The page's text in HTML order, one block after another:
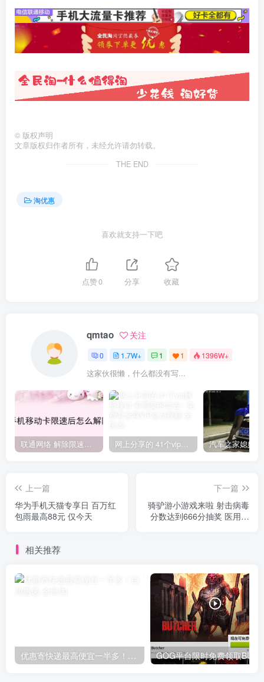
© 版权声明
文章版权归作者所有，未经允许请勿转载。
THE END
淘优惠
喜欢就支持一下吧
点赞0 分享 收藏
qmtao 关注
0 1.7W+ 1 1 1396W+
这家伙很懒，什么都没有写...
联通网络 解除限速方法参考！畅享、畅玩、老白干等及其它地区自测了 网上分享的 41个vip解析接口 有需要的拿去~ 免费看全网VIP会员视频
上一篇
华为手机天猫专享日 百万红
包雨最高88元 仅今天
下一篇
骑驴游小游戏来啦 射击病毒
分数达到666分抽奖 医用消
相关推荐
优惠寄快递最高便宜一半多！白鸽惠递